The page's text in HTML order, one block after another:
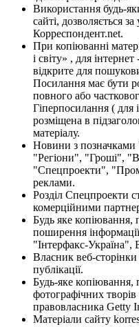
Використання будь-
сайті, дозволяється
Корреспондент.net.
При копіюванні
і світу» , для
відкрите для
Посилання має бути
повного або
Гіперпосилання ( для
розміщена в
матеріалу.
Новини з
"Регіони", "Гроші",
"Спецпроекти",
реклами.
Розділ Спецпроекти
комерційними
Будь яке копіювання,
поширення
"Інтерфакс-Україна",
Власник веб-
публікації.
Будь-яке копіювання,
фотографічних творів
правовласника Getty
Матеріали сайту